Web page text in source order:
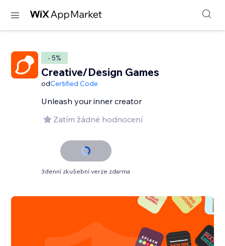
- 5%
Creative/Design Games
odCertified Code
Unleash your inner creator
Zatím žádné hodnocení
3denní zkušební verze zdarma